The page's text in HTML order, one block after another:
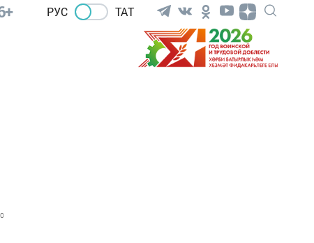
РУС ТАТ
0